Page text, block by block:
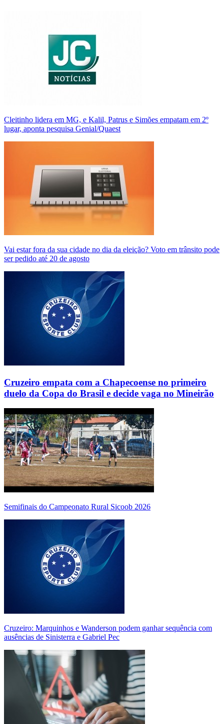
Cleitinho lidera em MG, e Kalil, Patrus e Simões empatam em 2º
lugar, aponta pesquisa Genial/Quaest
Vai estar fora da sua cidade no dia da eleição? Voto em trânsito pode
ser pedido até 20 de agosto
Cruzeiro empata com a Chapecoense no primeiro
duelo da Copa do Brasil e decide vaga no Mineirão
Semifinais do Campeonato Rural Sicoob 2026
Cruzeiro: Marquinhos e Wanderson podem ganhar sequência com
ausências de Sinisterra e Gabriel Pec